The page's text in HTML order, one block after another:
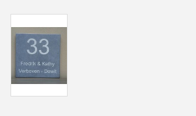
Portfolio
kleuren en lettertypes